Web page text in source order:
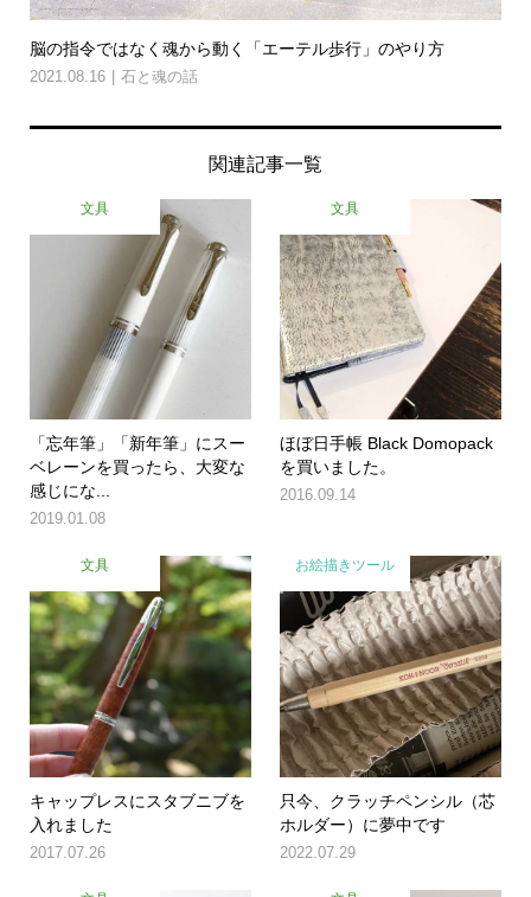
脳の指令ではなく魂から動く「エーテル歩行」のやり方
2021.08.16 石と魂の話
関連記事一覧
文具
「忘年筆」「新年筆」にスー
ベレーンを買ったら、大変な
感じにな...
2019.01.08
文具
ほぼ日手帳 Black Domopack
を買いました。
2016.09.14
文具
キャップレスにスタブニブを
入れました
2017.07.26
お絵描きツール
只今、クラッチペンシル（芯
ホルダー）に夢中です
2022.07.29